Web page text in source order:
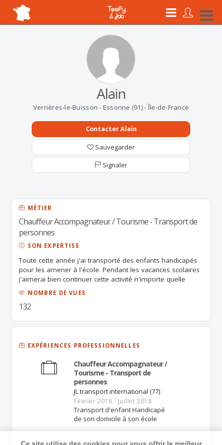
Alain
Verrières-le-Buisson - Essonne (91) - Île-de-France
Contacter Alain
Sauvegarder
Signaler
MÉTIER
Chauffeur Accompagnateur / Tourisme - Transport de
personnes
SON EXPERTISE
Toute cette année j'ai transporté des enfants handicapés
pour les amener à l'école. Pendant les vacances scolaires
j'aimerai bien continuer cette activité n'importe quelle
branche.Je suis disponible à partir de Juillet.
NOMBRE DE VUES
132
EXPÉRIENCES PROFESSIONNELLES
Chauffeur Accompagnateur /
Tourisme - Transport de
personnes
JL transport international (77)
Février 2018 - Juillet 2018
Transport d'enfant Handicapé
de son domicile à son école